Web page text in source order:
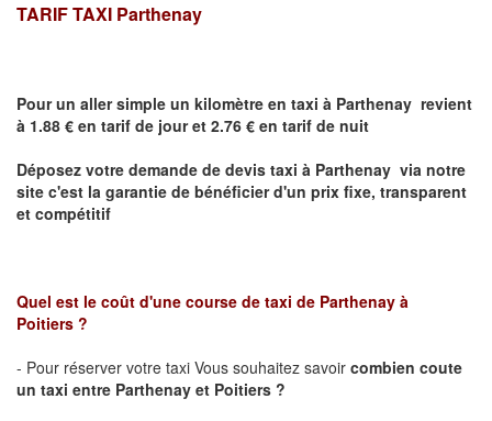
TARIF TAXI Parthenay
Pour un aller simple un kilomètre en taxi à Parthenay revient
à 1.88 € en tarif de jour et 2.76 € en tarif de nuit
Déposez votre demande de devis taxi à Parthenay via notre
site c'est la garantie de bénéficier d'un prix fixe, transparent
et compétitif
Quel est le coût d'une course de taxi de Parthenay à
Poitiers ?
- Pour réserver votre taxi Vous souhaitez savoir combien coute
un taxi entre Parthenay et Poitiers ?